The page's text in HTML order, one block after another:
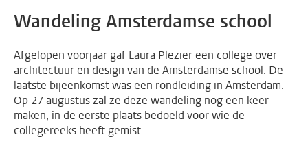
Wandeling Amsterdamse school
Afgelopen voorjaar gaf Laura Plezier een college over
architectuur en design van de Amsterdamse school. De
laatste bijeenkomst was een rondleiding in Amsterdam.
Op 27 augustus zal ze deze wandeling nog een keer
maken, in de eerste plaats bedoeld voor wie de
collegereeks heeft gemist.